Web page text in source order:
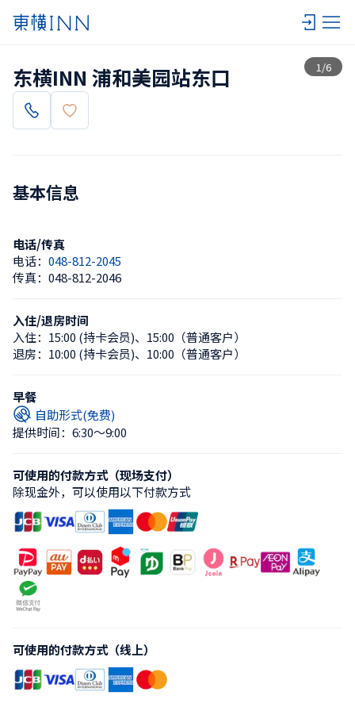
1 /6
查看一览
东横INN 浦和美园站东口
基本信息
电话/传真
电话： 048-812-2045
传真： 048-812-2046
入住/退房时间
入住： 15:00 (持卡会员)、 15:00（普通客户）
退房： 10:00 (持卡会员)、 10:00（普通客户）
早餐
自助形式(免费)
提供时间：6:30〜9:00
可使用的付款方式（现场支付）
除现金外，可以使用以下付款方式
可使用的付款方式（线上）